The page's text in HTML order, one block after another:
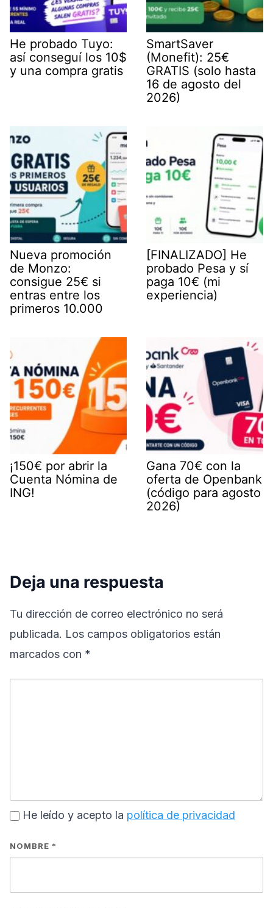
He probado Tuyo:
así conseguí los 10$
y una compra gratis
SmartSaver
(Monefit): 25€
GRATIS (solo hasta
16 de agosto del
2026)
Nueva promoción
de Monzo:
consigue 25€ si
entras entre los
primeros 10.000
[FINALIZADO] He
probado Pesa y sí
paga 10€ (mi
experiencia)
¡150€ por abrir la
Cuenta Nómina de
ING!
Gana 70€ con la
oferta de Openbank
(código para agosto
2026)
Deja una respuesta
Tu dirección de correo electrónico no será
publicada. Los campos obligatorios están
marcados con *
He leído y acepto la política de privacidad
NOMBRE *